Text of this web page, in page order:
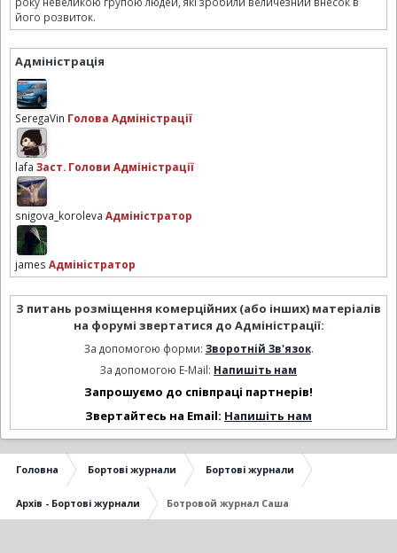
його розвиток.
Адміністрація
SeregaVin Голова Адміністрації
lafa Заст. Голови Адміністрації
snigova_koroleva Адміністратор
james Адміністратор
З питань розміщення комерційних (або інших) матеріалів
на форумі звертатися до Адміністрації:
За допомогою форми: Зворотній Зв'язок.
За допомогою E-Mail: Напишіть нам
Запрошуємо до співпраці партнерів!
Звертайтесь на Email: Напишіть нам
Головна Бортові журнали Бортові журнали
Архів - Бортові журнали Ботровой журнал Саша